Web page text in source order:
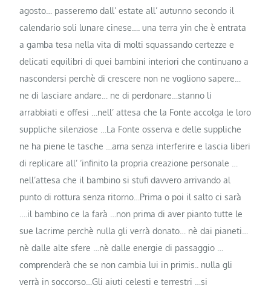
agosto… passeremo dall’ estate all’ autunno secondo il
calendario soli lunare cinese…. una terra yin che è entrata
a gamba tesa nella vita di molti squassando certezze e
delicati equilibri di quei bambini interiori che continuano a
nascondersi perchè di crescere non ne vogliono sapere…
ne di lasciare andare… ne di perdonare…stanno li
arrabbiati e offesi …nell’ attesa che la Fonte accolga le loro
suppliche silenziose …La Fonte osserva e delle suppliche
ne ha piene le tasche …ama senza interferire e lascia liberi
di replicare all’ ‘infinito la propria creazione personale …
nell’attesa che il bambino si stufi davvero arrivando al
punto di rottura senza ritorno…Prima o poi il salto ci sarà
….il bambino ce la farà …non prima di aver pianto tutte le
sue lacrime perchè nulla gli verrà donato… nè dai pianeti…
nè dalle alte sfere …nè dalle energie di passaggio …
comprenderà che se non cambia lui in primis.. nulla gli
verrà in soccorso…Gli aiuti celesti e terrestri …si